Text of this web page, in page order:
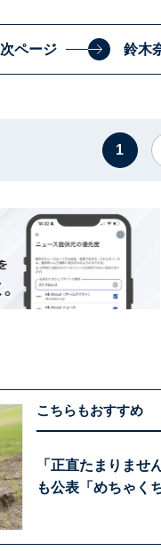
次ページ 鈴木
1
こちらもおすすめ
「正直たまりませ
も公表「めちゃく